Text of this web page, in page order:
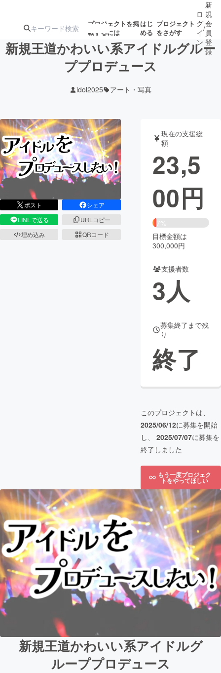
プロジェクトを掲
載するには
はじ
める
プロジェクト
をさがす
ジェクト
募集終了が近いプ
ロジェクト
アート・写真 音楽
テクノロジー・ガジェット ゲーム・
映像・映画 書籍・雑誌
ビジネス・起業 チャレンジ
まちづくり・地域活性化
CAMPFIRE Creation
コミュニティ
ロ
グ
イ
ン
/
新
規
会
員
登
録
新規王道かわいい系アイドルグルー
ププロデュース
idol2025 アート・写真
ポスト
シェア
LINEで送る
URLコピー
埋め込み
QRコード
現在の支援総
額
23,5
00円
7%
目標金額は
300,000円
支援者数
3人
募集終了まで残
り
終了
このプロジェクトは、
2025/06/12に募集を開始
し、 2025/07/07に募集を
終了しました
もう一度プロジェク
トをやってほしい
新規王道かわいい系アイドルグ
ループプロデュース